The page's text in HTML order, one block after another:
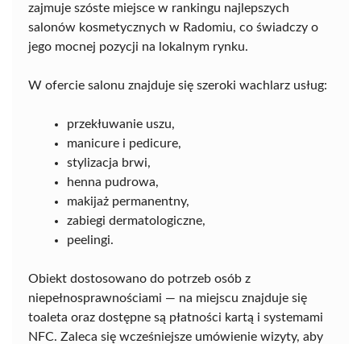
zajmuje szóste miejsce w rankingu najlepszych
salonów kosmetycznych w Radomiu, co świadczy o
jego mocnej pozycji na lokalnym rynku.
W ofercie salonu znajduje się szeroki wachlarz usług:
przekłuwanie uszu,
manicure i pedicure,
stylizacja brwi,
henna pudrowa,
makijaż permanentny,
zabiegi dermatologiczne,
peelingi.
Obiekt dostosowano do potrzeb osób z
niepełnosprawnościami — na miejscu znajduje się
toaleta oraz dostępne są płatności kartą i systemami
NFC. Zaleca się wcześniejsze umówienie wizyty, aby